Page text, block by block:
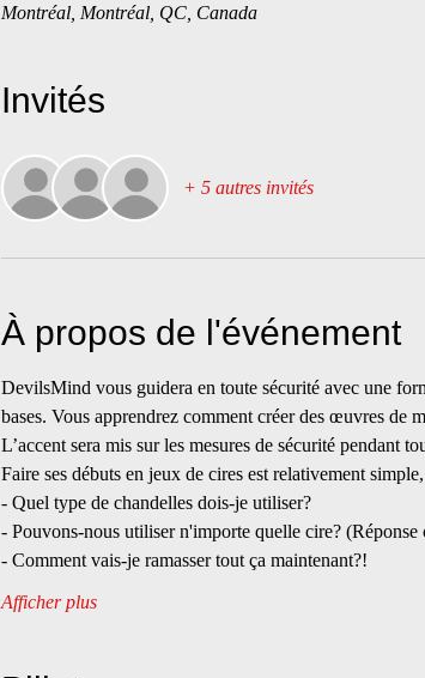
Montréal, Montréal, QC, Canada
Invités
+ 5 autres invités
À propos de l'événement
DevilsMind vous guidera en toute sécurité avec une
bases. Vous apprendrez comment créer des œuvres de
L’accent sera mis sur les mesures de sécurité pendant
Faire ses débuts en jeux de cires est relativement
- Quel type de chandelles dois-je utiliser?
- Pouvons-nous utiliser n'importe quelle cire?
- Comment vais-je ramasser tout ça maintenant?!
Afficher plus